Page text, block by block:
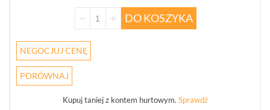
IP
(274)
KAMERY
DO KOSZYKA
NEGOCJUJ CENĘ
PORÓWNAJ
Kupuj taniej z kontem hurtowym. Sprawdź